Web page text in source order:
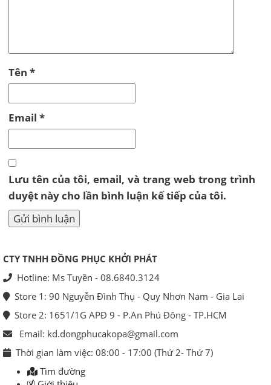
Tên*
Email*
Lưu tên của tôi, email, và trang web trong trình
duyệt này cho lần bình luận kế tiếp của tôi.
CTY TNHH ĐỒNG PHỤC KHỞI PHÁT
Hotline: Ms Tuyền - 08.6840.3124
Store 1: 90 Nguyễn Đình Thụ - Quy Nhơn Nam - Gia Lai
Store 2: 1651/1G APĐ 9 - P.An Phú Đông - TP.HCM
Email: kd.dongphucakopa@gmail.com
Thời gian làm việc: 08:00 - 17:00 (Thứ 2- Thứ 7)
Tìm đường